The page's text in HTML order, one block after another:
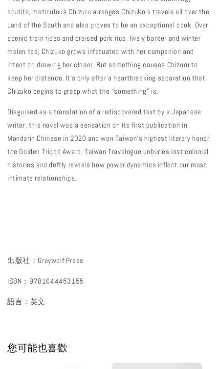
erudite, meticulous Chizuru arranges Chizuko’s travels all over the
Land of the South and also proves to be an exceptional cook. Over
scenic train rides and braised pork rice, lively banter and winter
melon tea, Chizuko grows infatuated with her companion and
intent on drawing her closer. But something causes Chizuru to
keep her distance. It’s only after a heartbreaking separation that
Chizuko begins to grasp what the “something” is.
Disguised as a translation of a rediscovered text by a Japanese
writer, this novel was a sensation on its first publication in
Mandarin Chinese in 2020 and won Taiwan’s highest literary honor,
the Golden Tripod Award. Taiwan Travelogue unburies lost colonial
histories and deftly reveals how power dynamics inflect our most
intimate relationships.
出版社：Graywolf Press
ISBN：9781644453155
語言：英文
您可能也喜歡